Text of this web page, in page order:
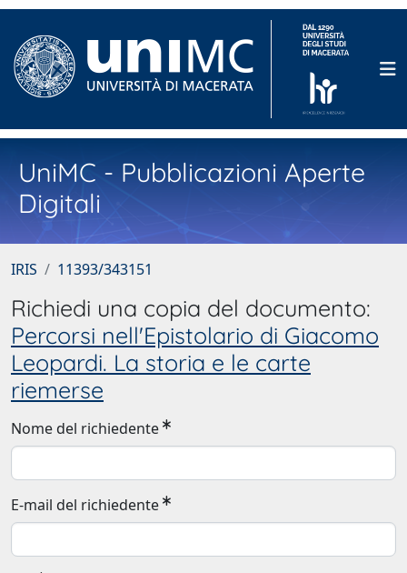
UniMC - Pubblicazioni Aperte
Digitali
IRIS 11393/343151
Richiedi una copia del documento:
Percorsi nell'Epistolario di Giacomo
Leopardi. La storia e le carte
riemerse
Nome del richiedente
E-mail del richiedente